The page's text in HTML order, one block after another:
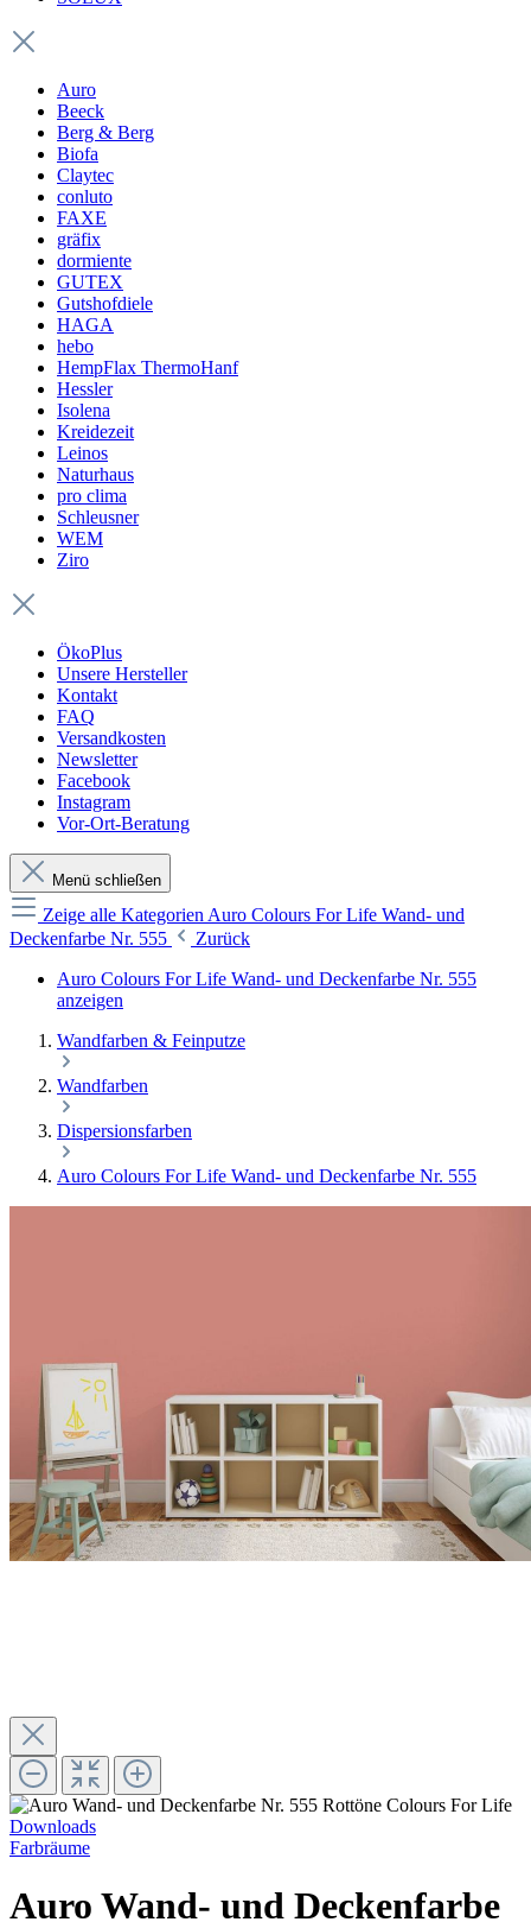
Auro
Beeck
Berg & Berg
Biofa
Claytec
conluto
FAXE
gräfix
dormiente
GUTEX
Gutshofdiele
HAGA
hebo
HempFlax ThermoHanf
Hessler
Isolena
Kreidezeit
Leinos
Naturhaus
pro clima
Schleusner
WEM
Ziro
ÖkoPlus
Unsere Hersteller
Kontakt
FAQ
Versandkosten
Newsletter
Facebook
Instagram
Vor-Ort-Beratung
Menü schließen
Zeige alle Kategorien Auro Colours For Life Wand- und
Deckenfarbe Nr. 555
Zurück
Auro Colours For Life Wand- und Deckenfarbe Nr. 555
anzeigen
Wandfarben & Feinputze
Wandfarben
Dispersionsfarben
Auro Colours For Life Wand- und Deckenfarbe Nr. 555
Downloads
Farbräume
Auro Wand- und Deckenfarbe